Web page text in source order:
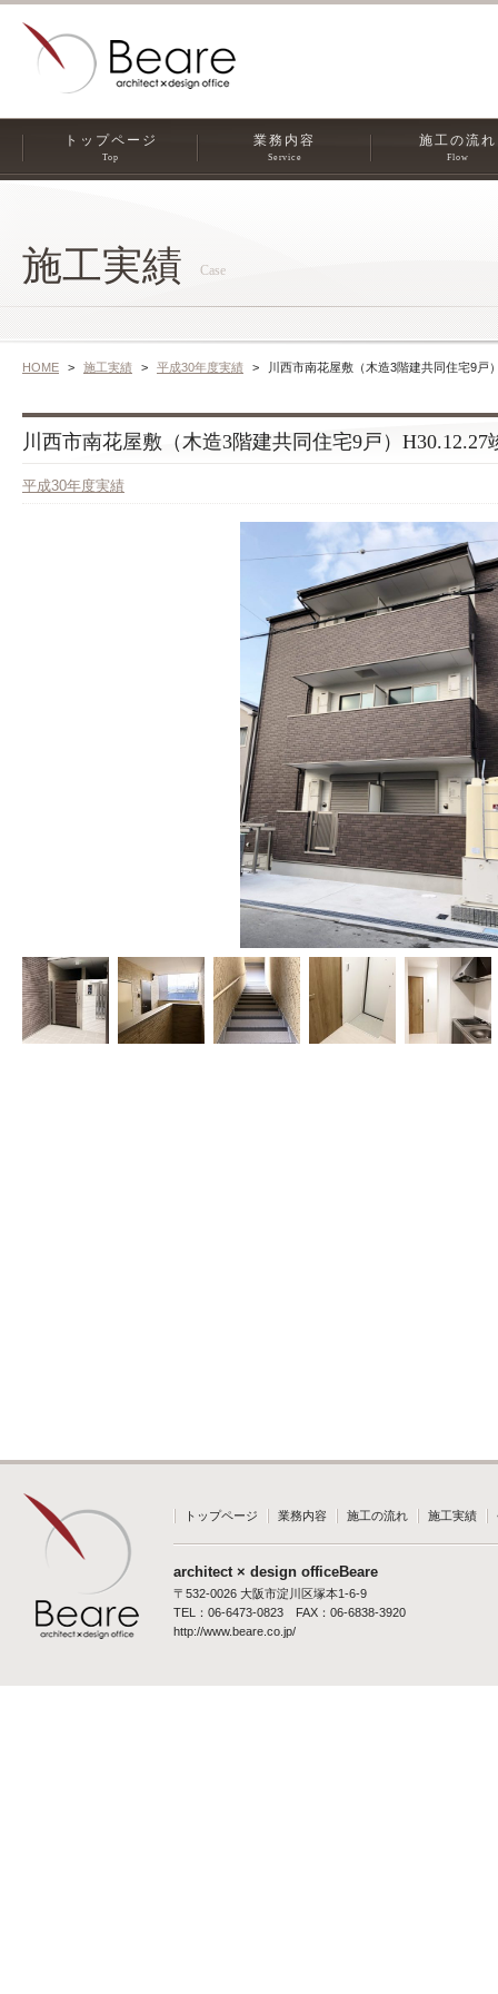
トップページ
Top
業務内容
Service
施工の流れ
Flow
施工実績 Case
HOME 施工実績 平成30年度実績 川西市南花屋敷（木造3階建共同住宅9戸
川西市南花屋敷（木造3階建共同住宅9戸）H30.12.27
平成30年度実績
トップページ 業務内容 施工の流れ 施工実績
architect × design officeBeare
〒532-0026 大阪市淀川区塚本1-6-9
TEL：06-6473-0823 FAX：06-6838-3920
http://www.beare.co.jp/